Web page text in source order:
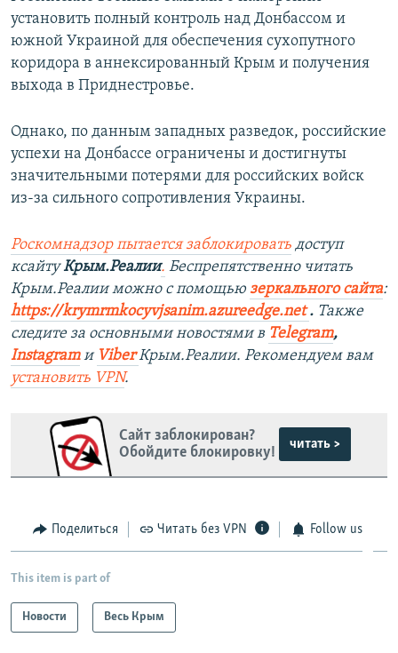
установить полный контроль над Донбассом и
южной Украиной для обеспечения сухопутного
коридора в аннексированный Крым и получения
выхода в Приднестровье.
Однако, по данным западных разведок, российские
успехи на Донбассе ограничены и достигнуты
значительными потерями для российских войск
из-за сильного сопротивления Украины.
Роскомнадзор пытается заблокировать доступ
ксайтуКрым.Реалии. Беспрепятственно читать
Крым.Реалии можно с помощью зеркального сайта:
https://krymrmkocyvjsanim.azureedge.net. Также
следите за основными новостями в Telegram,
Instagram и ViberКрым.Реалии. Рекомендуем вам
установить VPN.
Сайт заблокирован?
Обойдите блокировку!
читать >
Поделиться Читать без VPN Follow us
This item is part of
Новости Весь Крым